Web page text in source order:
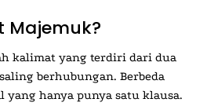
Majemuk?
kalimat yang terdiri dari dua
berhubungan. Berbeda
hanya punya satu klausa.